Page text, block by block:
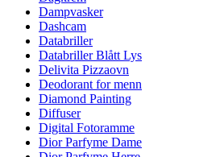
Dampvasker
Dashcam
Databriller
Databriller Blått Lys
Delivita Pizzaovn
Deodorant for menn
Diamond Painting
Diffuser
Digital Fotoramme
Dior Parfyme Dame